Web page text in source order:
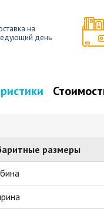
на
день
размеры